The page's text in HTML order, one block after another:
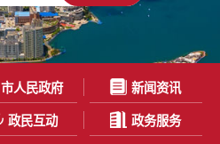
市人民政府 新闻资讯
政民互动 政务服务